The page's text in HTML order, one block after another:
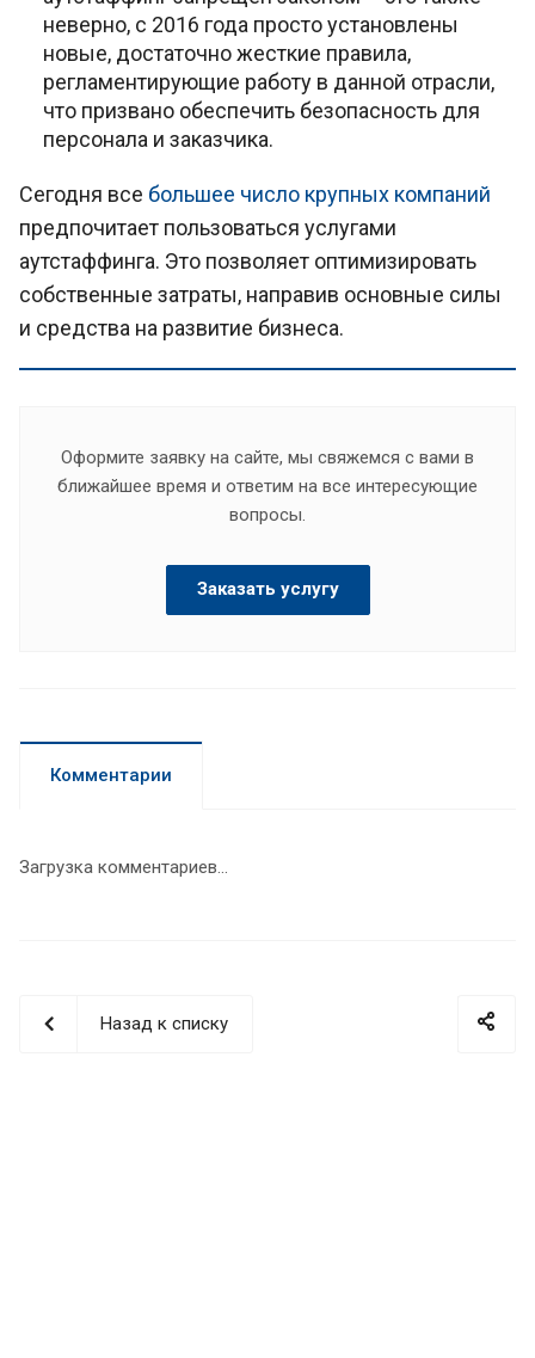
неверно, с 2016 года просто установлены
новые, достаточно жесткие правила,
регламентирующие работу в данной отрасли,
что призвано обеспечить безопасность для
персонала и заказчика.
Сегодня все большее число крупных компаний
предпочитает пользоваться услугами
аутстаффинга. Это позволяет оптимизировать
собственные затраты, направив основные силы
и средства на развитие бизнеса.
Оформите заявку на сайте, мы свяжемся с вами в
ближайшее время и ответим на все интересующие
вопросы.
Заказать услугу
Комментарии
Загрузка комментариев...
Назад к списку